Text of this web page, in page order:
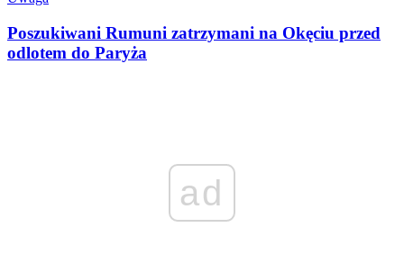
Poszukiwani Rumuni zatrzymani na Okęciu przed
odlotem do Paryża
ad